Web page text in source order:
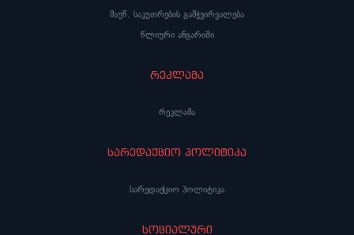
მაუწ. საკუთრების გამჭვირვალება
წლიური ანგარიში
რეკლამა
რეკლამა
სარედაქციო პოლიტიკა
სარედაქციო პოლიტიკა
სოციალური